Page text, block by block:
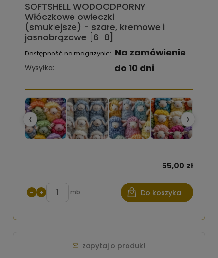
SOFTSHELL WODOODPORNY
Włóczkowe owieczki
(smuklejsze) - szare, kremowe i
jasnobrązowe [6-8]
Dostępność na magazynie: Na zamówienie
Wysyłka: do 10 dni
‹ ›
55,00 zł
− + mb Do koszyka
zapytaj o produkt